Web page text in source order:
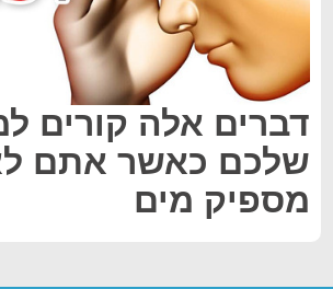
דברים אלה קורים
שלכם כאשר אתם
מספיק מים